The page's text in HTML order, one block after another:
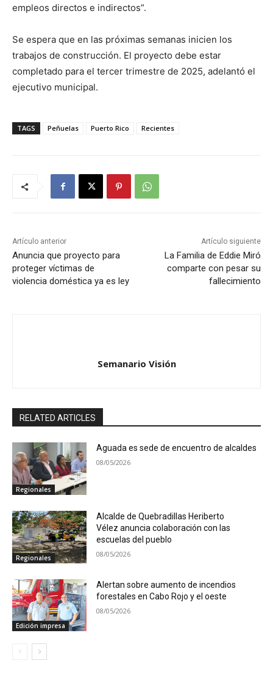
empleos directos e indirectos”.
Se espera que en las próximas semanas inicien los
trabajos de construcción. El proyecto debe estar
completado para el tercer trimestre de 2025, adelantó el
ejecutivo municipal.
TAGS Peñuelas Puerto Rico Recientes
Artículo anterior
Anuncia que proyecto para
proteger víctimas de
violencia doméstica ya es ley
Artículo siguiente
La Familia de Eddie Miró
comparte con pesar su
fallecimiento
Semanario Visión
RELATED ARTICLES
Regionales
Aguada es sede de encuentro de alcaldes
08/05/2026
Regionales
Alcalde de Quebradillas Heriberto
Vélez anuncia colaboración con las
escuelas del pueblo
08/05/2026
Edición impresa
Alertan sobre aumento de incendios
forestales en Cabo Rojo y el oeste
08/05/2026